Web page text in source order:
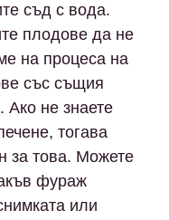
съд с вода.
плодове да не
на процеса на
със същия
Ако не знаете
тогава
за това. Можете
фураж
или